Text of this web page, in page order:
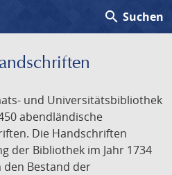
search Suchen
und Universitätsbibliothek
abendländische
Die Handschriften
der Bibliothek im Jahr 1734
den Bestand der